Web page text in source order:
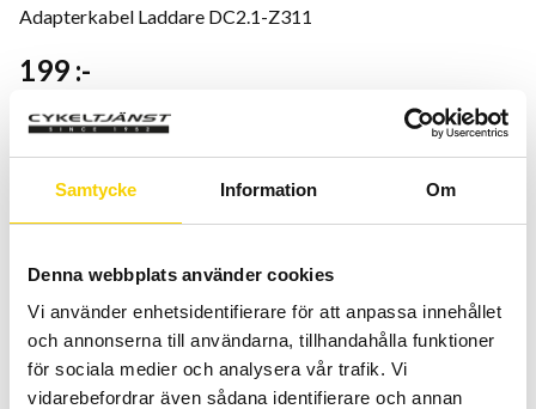
Samtycke Information Om
Denna webbplats använder cookies
Vi använder enhetsidentifierare för att anpassa innehållet
och annonserna till användarna, tillhandahålla funktioner
för sociala medier och analysera vår trafik. Vi
vidarebefordrar även sådana identifierare och annan
Adapterkabel Laddare DC2.1-Z311
199 :-
Antal
KÖP
Certifierad cykelservice & Shimano Service Center
Allt inom cykel på ett ställe
Kunnig personal och hög kundnöjdhet